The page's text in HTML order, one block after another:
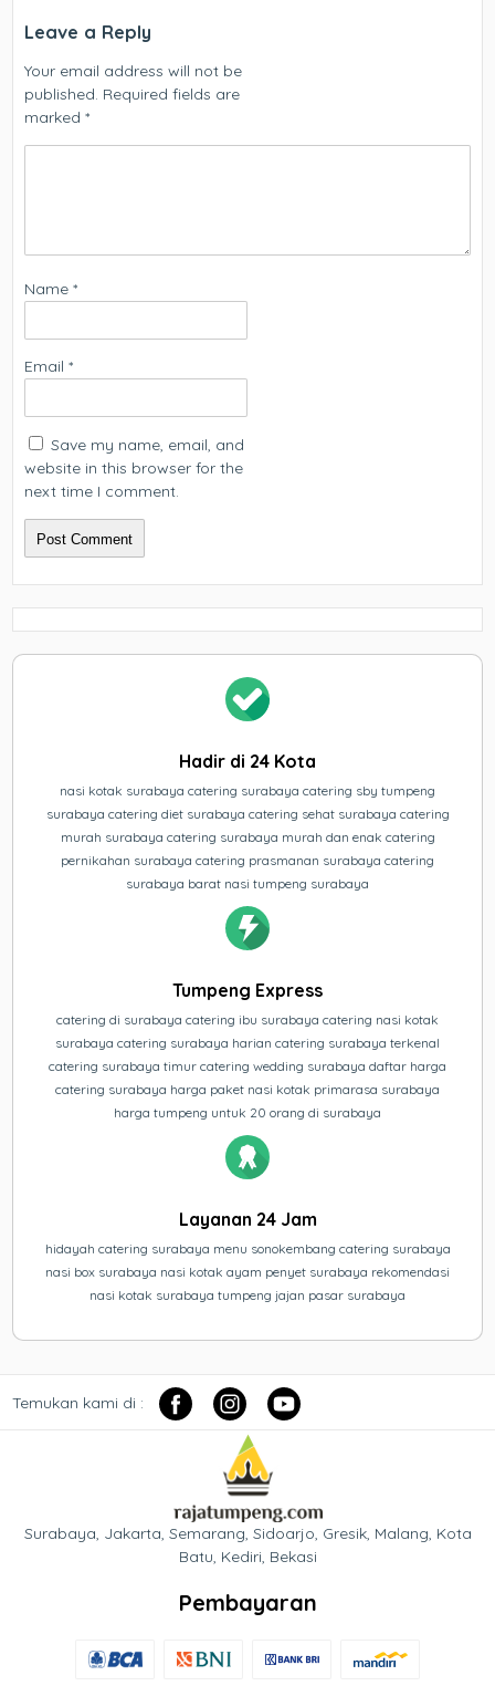
Leave a Reply
Your email address will not be
published. Required fields are
marked*
Name*
Email*
Save my name, email, and
website in this browser for the
next time I comment.
Hadir di 24 Kota
nasi kotak surabaya catering surabaya catering sby tumpeng
surabaya catering diet surabaya catering sehat surabaya catering
murah surabaya catering surabaya murah dan enak catering
pernikahan surabaya catering prasmanan surabaya catering
surabaya barat nasi tumpeng surabaya
Tumpeng Express
catering di surabaya catering ibu surabaya catering nasi kotak
surabaya catering surabaya harian catering surabaya terkenal
catering surabaya timur catering wedding surabaya daftar harga
catering surabaya harga paket nasi kotak primarasa surabaya
harga tumpeng untuk 20 orang di surabaya
Layanan 24 Jam
hidayah catering surabaya menu sonokembang catering surabaya
nasi box surabaya nasi kotak ayam penyet surabaya rekomendasi
nasi kotak surabaya tumpeng jajan pasar surabaya
Temukan kami di :
Surabaya, Jakarta, Semarang, Sidoarjo, Gresik, Malang, Kota
Batu, Kediri, Bekasi
Pembayaran